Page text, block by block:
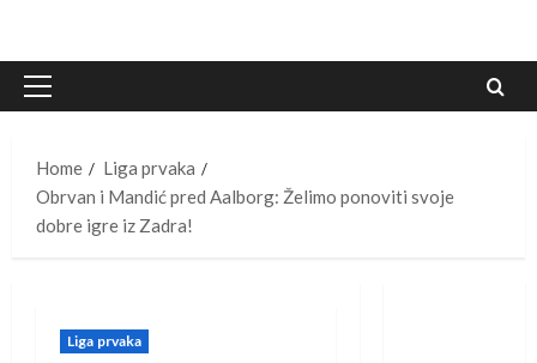
Primary
Home
Liga prvaka
Obrvan i Mandić pred Aalborg: Želimo ponoviti svoje
dobre igre iz Zadra!
Liga prvaka